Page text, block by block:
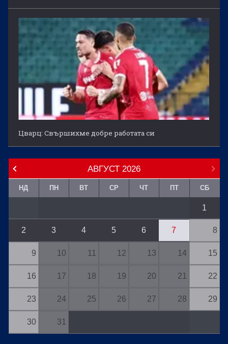
Цварц: Свършихме добре работата си
АВГУСТ 2026
НД ПН ВТ СР ЧТ ПТ СБ
1
2 3 4 5 6 7 8
9 10 11 12 13 14 15
16 17 18 19 20 21 22
23 24 25 26 27 28 29
30 31